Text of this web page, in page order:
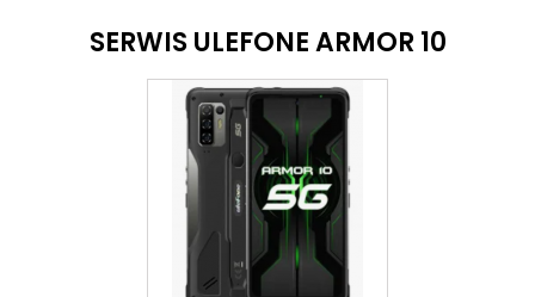
SERWIS ULEFONE ARMOR 10